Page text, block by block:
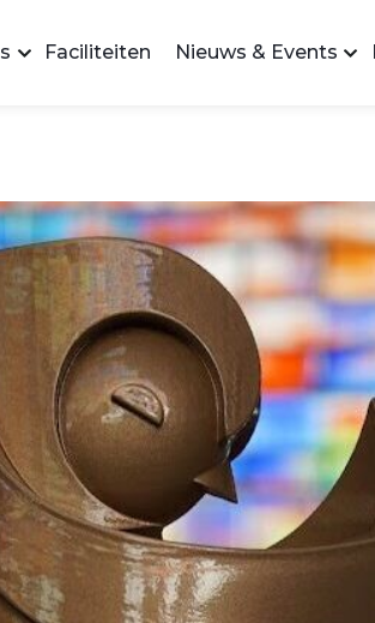
Faciliteiten Nieuws & Events